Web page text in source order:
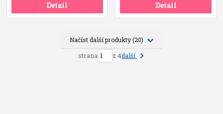
Detail Detail
Načíst další produkty (20)
strana z 4další